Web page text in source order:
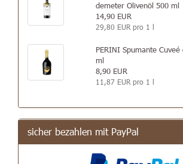
demeter Olivenöl 500 ml
14,90 EUR
29,80 EUR pro 1 l
PERINI Spumante
ml
8,90 EUR
11,87 EUR pro 1 l
sicher bezahlen mit PayPal